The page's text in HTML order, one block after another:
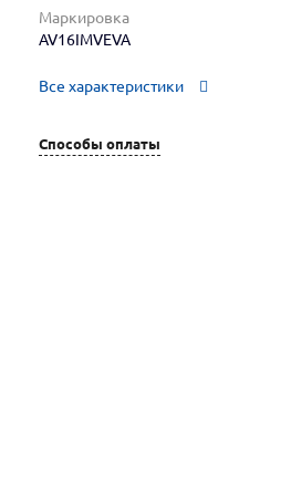
Маркировка
AV16IMVEVA
Все характеристики
Способы оплаты